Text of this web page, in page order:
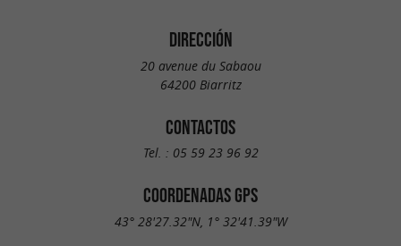
DIRECCIÓN
20 avenue du Sabaou
64200 Biarritz
CONTACTOS
Tel. : 05 59 23 96 92
COORDENADAS GPS
43° 28'27.32"N, 1° 32'41.39"W